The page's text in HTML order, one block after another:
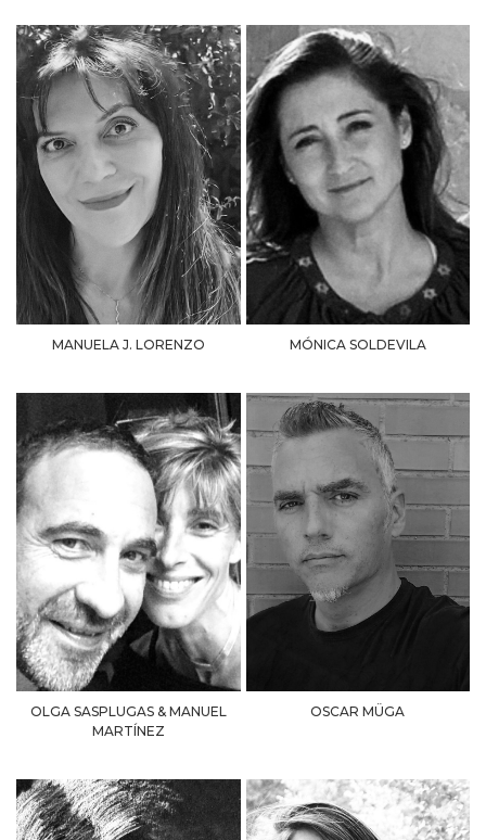
MANUELA J. LORENZO MÓNICA SOLDEVILA
OLGA SASPLUGAS & MANUEL
MARTÍNEZ
OSCAR MÜGA